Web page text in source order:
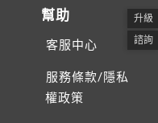
幫助
客服中心
服務條款/隱私
權政策
升級
諮詢